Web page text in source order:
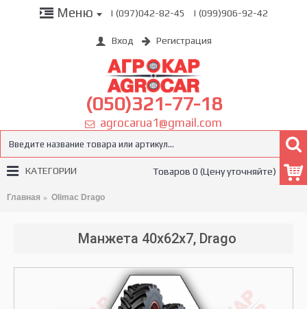
Меню | (097)042-82-45 | (099)906-92-42
Вход Регистрация
(050)321-77-18
agrocarua1@gmail.com
Товаров 0 (Цену уточняйте)
КАТЕГОРИИ
Главная Olimac Drago
Манжета 40х62х7, Drago